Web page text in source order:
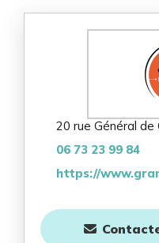
20 rue Général de
06 73 23 99 84
https://